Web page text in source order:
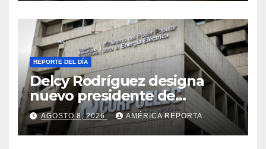
REPORTE DEL DÍA
Delcy Rodríguez designa
nuevo presidente de
Corpoelec y nuevo
viceministro de Servicios
Eléctricos
AGOSTO 8, 2026 AMÉRICA REPORTA